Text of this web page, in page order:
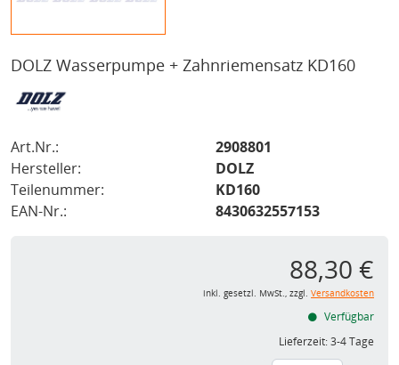
DOLZ Wasserpumpe + Zahnriemensatz KD160
Art.Nr.:
2908801
Hersteller:
DOLZ
Teilenummer:
KD160
EAN-Nr.:
8430632557153
88,30 €
inkl. gesetzl. MwSt., zzgl. Versandkosten
Verfügbar
Lieferzeit:3-4 Tage